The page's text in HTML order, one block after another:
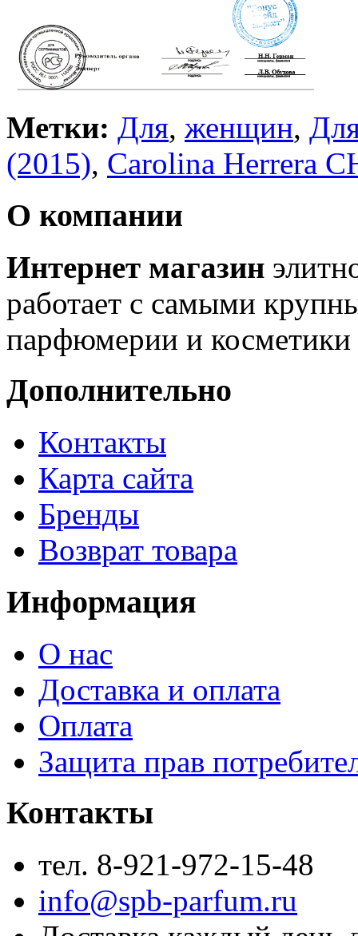
Метки: Для, женщин,
(2015), Carolina Herrera
О компании
Интернет магазин
работает с самыми
парфюмерии и
Дополнительно
Контакты
Карта сайта
Бренды
Возврат товара
Информация
О нас
Доставка и оплата
Оплата
Защита прав
Контакты
тел. 8-921-972-15-48
info@spb-parfum.ru